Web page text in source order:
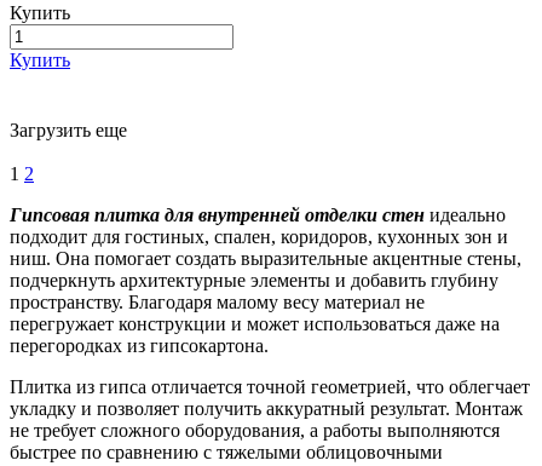
Купить
Купить
Загрузить еще
1 2
Гипсовая плитка для внутренней отделки стен идеально
подходит для гостиных, спален, коридоров, кухонных зон и
ниш. Она помогает создать выразительные акцентные стены,
подчеркнуть архитектурные элементы и добавить глубину
пространству. Благодаря малому весу материал не
перегружает конструкции и может использоваться даже на
перегородках из гипсокартона.
Плитка из гипса отличается точной геометрией, что облегчает
укладку и позволяет получить аккуратный результат. Монтаж
не требует сложного оборудования, а работы выполняются
быстрее по сравнению с тяжелыми облицовочными